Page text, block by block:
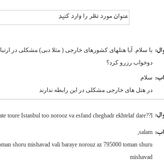
با سلام. آیا هتلهای کشورهای خارجی ( مثلا دبی) مشکلی در
دوخواب رزرو کرد؟
سلام
در هتل های خارجی مشکلی در این رابطه ندارند
toure Istanbul too norooz va esfand cheghadr ekhtelaf dare??l
salam,
shoru mishavad vali baraye norouz az 795000 toman shuru
mishavad